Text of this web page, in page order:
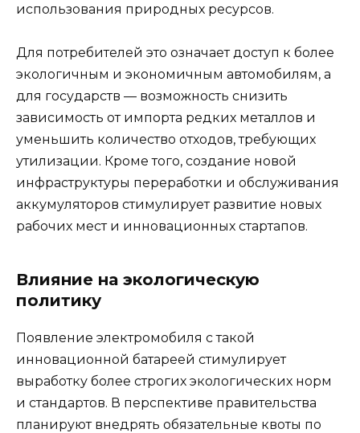
использования природных ресурсов.
Для потребителей это означает доступ к более
экологичным и экономичным автомобилям, а
для государств — возможность снизить
зависимость от импорта редких металлов и
уменьшить количество отходов, требующих
утилизации. Кроме того, создание новой
инфраструктуры переработки и обслуживания
аккумуляторов стимулирует развитие новых
рабочих мест и инновационных стартапов.
Влияние на экологическую
политику
Появление электромобиля с такой
инновационной батареей стимулирует
выработку более строгих экологических норм
и стандартов. В перспективе правительства
планируют внедрять обязательные квоты по